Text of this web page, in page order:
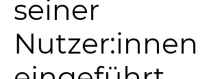
seiner
Nutzer:innen